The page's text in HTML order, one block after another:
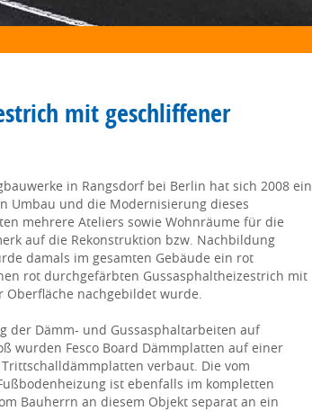
mit geschliffener
in Rangsdorf bei Berlin hat sich 2008 ein
Umbau und die Modernisierung dieses
mehrere Ateliers sowie Wohnräume für die
auf die Rekonstruktion bzw. Nachbildung
damals im gesamten Gebäude ein rot
rot durchgefärbten Gussasphaltheizestrich mit
nachgebildet wurde.
der Dämm- und Gussasphaltarbeiten auf
wurden Fesco Board Dämmplatten auf einer
verbaut. Die vom
ist ebenfalls im kompletten
Bauherrn an diesem Objekt separat an ein